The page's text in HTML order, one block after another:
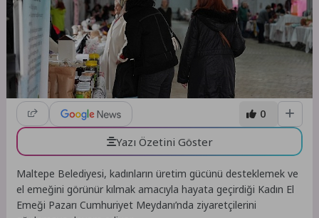
0
Yazı Özetini Göster
Maltepe Belediyesi, kadınların üretim gücünü desteklemek ve
el emeğini görünür kılmak amacıyla hayata geçirdiği Kadın El
Emeği Pazarı Cumhuriyet Meydanı’nda ziyaretçilerini